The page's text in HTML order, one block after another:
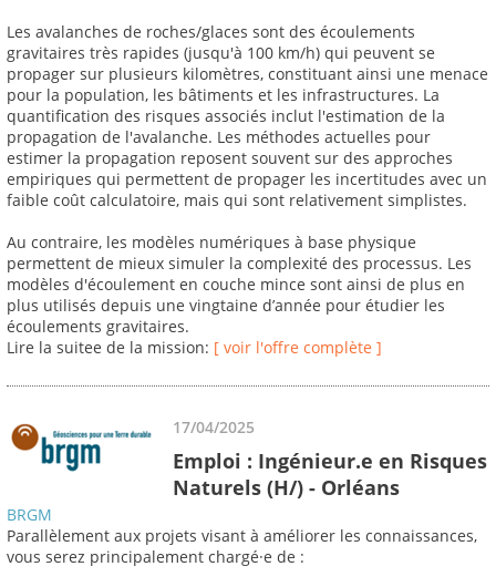
Les avalanches de roches/glaces sont des écoulements
gravitaires très rapides (jusqu'à 100 km/h) qui peuvent se
propager sur plusieurs kilomètres, constituant ainsi une menace
pour la population, les bâtiments et les infrastructures. La
quantification des risques associés inclut l'estimation de la
propagation de l'avalanche. Les méthodes actuelles pour
estimer la propagation reposent souvent sur des approches
empiriques qui permettent de propager les incertitudes avec un
faible coût calculatoire, mais qui sont relativement simplistes.
Au contraire, les modèles numériques à base physique
permettent de mieux simuler la complexité des processus. Les
modèles d'écoulement en couche mince sont ainsi de plus en
plus utilisés depuis une vingtaine d’année pour étudier les
écoulements gravitaires.
Lire la suitee de la mission: [ voir l'offre complète ]
17/04/2025
Emploi : Ingénieur.e en Risques
Naturels (H/) - Orléans
BRGM
Parallèlement aux projets visant à améliorer les connaissances,
vous serez principalement chargé·e de :